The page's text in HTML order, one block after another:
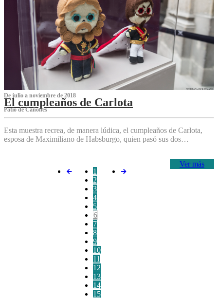
De julio a noviembre de 2018
El cumpleaños de Carlota
Patio de Cañones
Esta muestra recrea, de manera lúdica, el cumpleaños de Carlota,
esposa de Maximiliano de Habsburgo, quien pasó sus dos…
Ver más
1
2
3
4
5
6
7
8
9
10
11
12
13
14
15